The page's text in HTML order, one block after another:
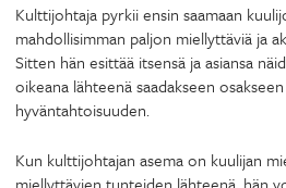
Kulttijohtaja pyrkii ensin saamaan
mahdollisimman paljon miellyttäviä ja
Sitten hän esittää itsensä ja asiansa
oikeana lähteenä saadakseen
hyväntahtoisuuden.
Kun kulttijohtajan asema on kuulijan